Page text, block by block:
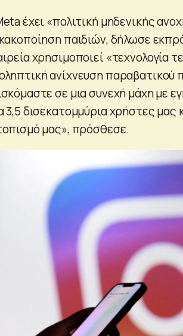
έχει «πολιτική μηδενικής
παιδιών, δήλωσε
χρησιμοποιεί «τεχνολογία
ανίχνευση παραβατικού
σε μια συνεχή μάχη με
3,5 δισεκατομμύρια χρήστες
μας», πρόσθεσε.